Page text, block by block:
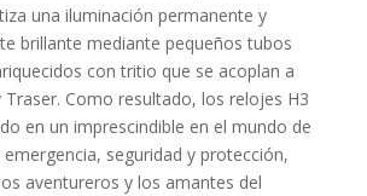
una iluminación permanente y
brillante mediante pequeños tubos
con tritio que se acoplan a
Como resultado, los relojes H3
en un imprescindible en el mundo de
seguridad y protección,
aventureros y los amantes del